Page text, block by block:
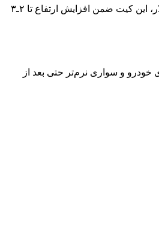
کمک‌ فنر و لیفت‌ کیت نیترو گاز Nitro Gas کی ام سی T9 و T8 یک راه‌حل ارتقاء تعلیق اقتصادی اما حرفه‌ای برای خودروهای KMC مدل T9 و T8 است. با قیمت ۱۳۰۰ دلار، این کیت ضمن افزایش ارتفاع تا ۲ـ۳
خودرو و سواری نرم‌تر حتی بعد از